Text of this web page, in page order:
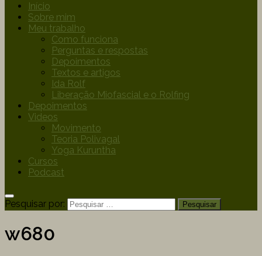
Início
Sobre mim
Meu trabalho
Como funciona
Perguntas e respostas
Depoimentos
Textos e artigos
Ida Rolf
Liberação Miofascial e o Rolfing
Depoimentos
Videos
Movimento
Teoria Polivagal
Yoga Kuruntha
Cursos
Podcast
Pesquisar por:
w680